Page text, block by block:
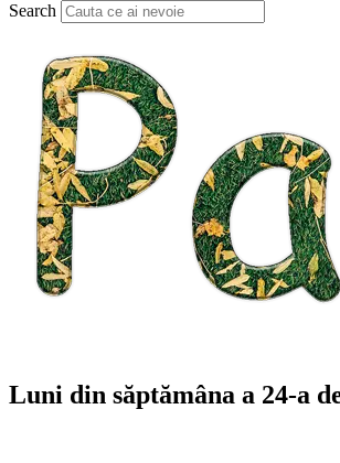
Search
Luni din săptămâna a 24-a